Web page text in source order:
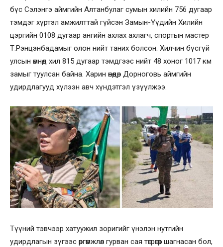
бүс Сэлэнгэ аймгийн Алтанбулаг сумын хилийн 756 дугаар
тэмдэг хүртэл амжилттай гүйсэн Замын-Үүдийн Хилийн
цэргийн 0108 дугаар ангийн ахлах ахлагч, спортын мастер
Т.Рэнцэнбадамыг олон нийт таних болсон. Хилчин бүсгүй
улсын өмнөд хил 815 дугаар тэмдгээс нийт 48 хоног 1017 км
замыг туулсан байна. Харин өнөөдөр Дорноговь аймгийн
удирдлагууд хүлээн авч хүндэтгэл үзүүлжээ.
Түүний тэвчээр хатуужил зоригийг үнэлэн нутгийн
удирдлагын зүгээс өргөмжлөл гурван сая төгрөгөөр шагнасан бол,